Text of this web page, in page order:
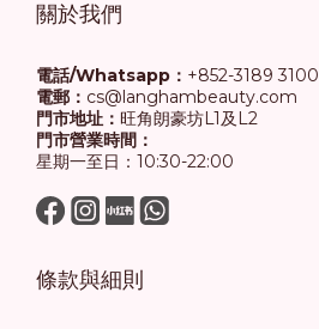
關於我們
電話/Whatsapp： +852-3189 3100
電郵： cs@langhambeauty.com
門市地址： 旺角朗豪坊L1及L2
門市營業時間：
星期一至日：10:30-22:00
條款與細則